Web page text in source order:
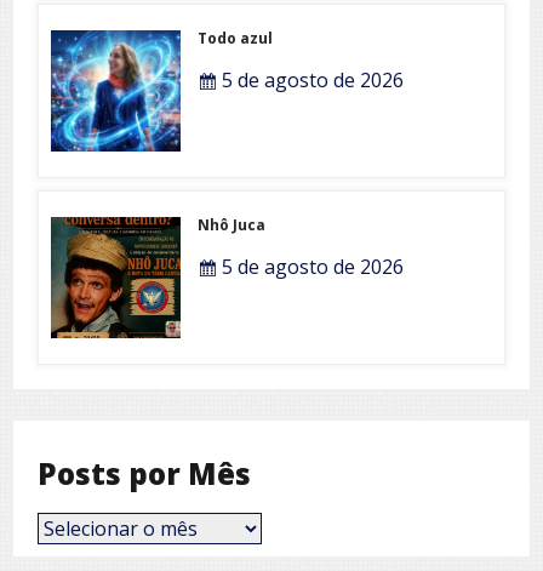
Todo azul
5 de agosto de 2026
Nhô Juca
5 de agosto de 2026
Posts por Mês
Posts
por